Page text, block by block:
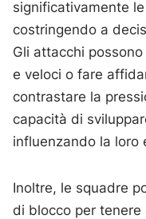
significativamente
costringendo a
Gli attacchi
e veloci o fare
contrastare la
capacità di
influenzando la loro
Inoltre, le squadre
di blocco per